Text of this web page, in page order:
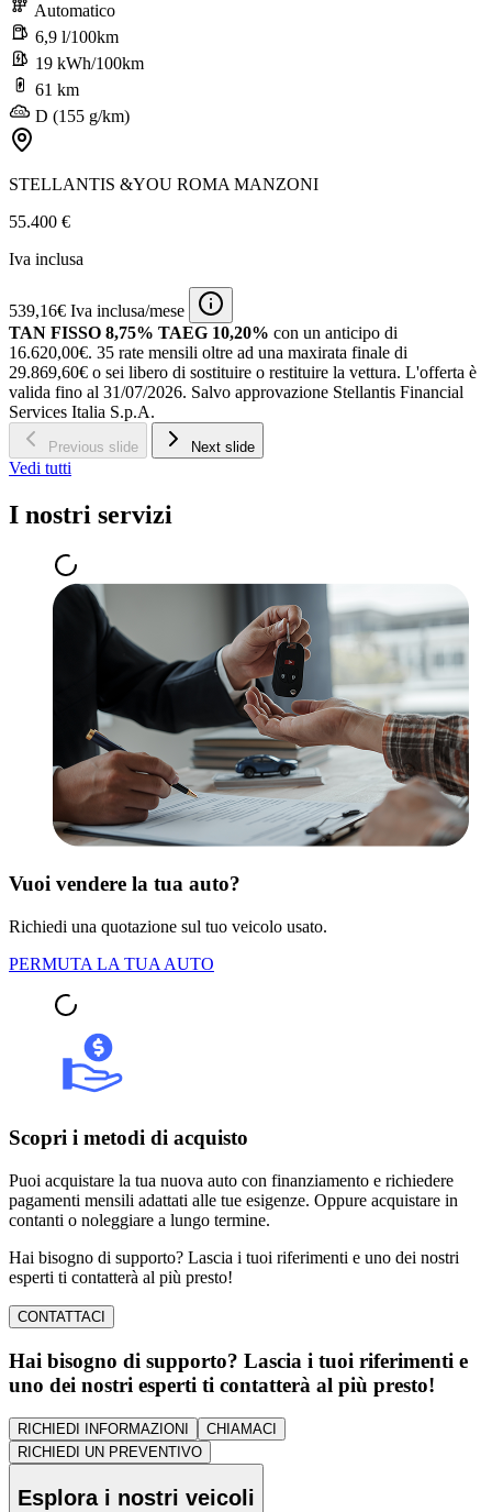
Automatico
6,9 l/100km
19 kWh/100km
61 km
D (155 g/km)
STELLANTIS &YOU ROMA MANZONI
55.400 €
Iva inclusa
539,16€ Iva inclusa/mese
TAN FISSO 8,75% TAEG 10,20% con un anticipo di
16.620,00€. 35 rate mensili oltre ad una maxirata finale di
29.869,60€ o sei libero di sostituire o restituire la vettura. L'offerta è
valida fino al 31/07/2026. Salvo approvazione Stellantis Financial
Services Italia S.p.A.
Previous slide Next slide
Vedi tutti
I nostri servizi
Vuoi vendere la tua auto?
Richiedi una quotazione sul tuo veicolo usato.
PERMUTA LA TUA AUTO
Scopri i metodi di acquisto
Puoi acquistare la tua nuova auto con finanziamento e richiedere
pagamenti mensili adattati alle tue esigenze. Oppure acquistare in
contanti o noleggiare a lungo termine.
Hai bisogno di supporto? Lascia i tuoi riferimenti e uno dei nostri
esperti ti contatterà al più presto!
CONTATTACI
Hai bisogno di supporto? Lascia i tuoi riferimenti e
uno dei nostri esperti ti contatterà al più presto!
RICHIEDI INFORMAZIONI
CHIAMACI
RICHIEDI UN PREVENTIVO
Esplora i nostri veicoli